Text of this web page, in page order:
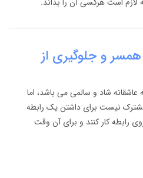
و جلوگیری از
عاشقانه شاد و سالمی می باشد، اما
نیست برای داشتن یک رابطه
رابطه کار کنند و برای آن وقت